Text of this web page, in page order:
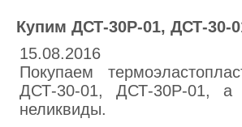
Купим ДСТ-30Р-01, ДСТ-30-
15.08.2016
Покупаем
ДСТ-30-01, ДСТ-30Р-01, а
неликвиды.